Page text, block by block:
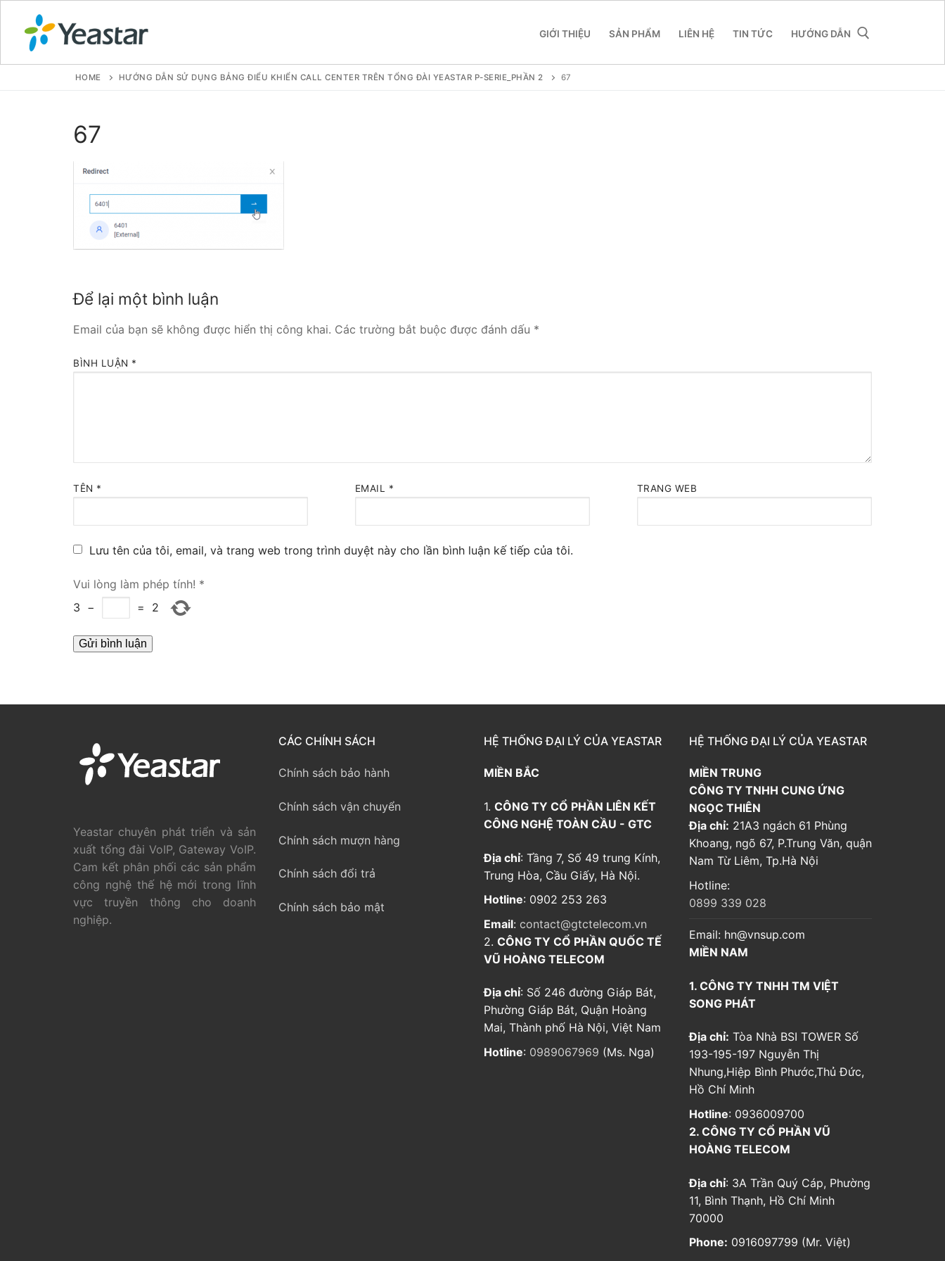
GIỚI THIỆU SẢN PHẨM LIÊN HỆ TIN TỨC HƯỚNG DẪN
Tổng đài VoIP Yeastar S412
Tổng đài VoIP Yeastar S20
Tổng đài VoIP Yeastar S300
HOSTED PHONE SYSTEM
Tổng đài Yeastar K2
FXS VoIP Gateway
FXO VoIP Gateway
BRI VoIP Gateway
HƯỚNG DẪN
HOME HƯỚNG DẪN SỬ DỤNG BẢNG ĐIỂU KHIỂN CALL CENTER TRÊN TỔNG ĐÀI YEASTAR P-SERIE_PHẦN 2 67
67
Để lại một bình luận
Email của bạn sẽ không được hiển thị công khai. Các trường bắt buộc được đánh dấu *
BÌNH LUẬN *
TÊN * EMAIL * TRANG WEB
Lưu tên của tôi, email, và trang web trong trình duyệt này cho lần bình luận kế tiếp của tôi.
Vui lòng làm phép tính! *
3 − = 2
Yeastar chuyên phát triển và sản
xuất tổng đài VoIP, Gateway VoIP.
Cam kết phân phối các sản phẩm
công nghệ thế hệ mới trong lĩnh
vực truyền thông cho doanh
nghiệp.
CÁC CHÍNH SÁCH
Chính sách bảo hành
Chính sách vận chuyển
Chính sách mượn hàng
Chính sách đổi trả
Chính sách bảo mật
HỆ THỐNG ĐẠI LÝ CỦA YEASTAR
MIỀN BẮC
1. CÔNG TY CỔ PHẦN LIÊN KẾT
CÔNG NGHỆ TOÀN CẦU - GTC
Địa chỉ: Tầng 7, Số 49 trung Kính,
Trung Hòa, Cầu Giấy, Hà Nội.
Hotline: 0902 253 263
Email: contact@gtctelecom.vn
2. CÔNG TY CỔ PHẦN QUỐC TẾ
VŨ HOÀNG TELECOM
Địa chỉ: Số 246 đường Giáp Bát,
Phường Giáp Bát, Quận Hoàng
Mai, Thành phố Hà Nội, Việt Nam
Hotline: 0989067969 (Ms. Nga)
HỆ THỐNG ĐẠI LÝ CỦA YEASTAR
MIỀN TRUNG
CÔNG TY TNHH CUNG ỨNG
NGỌC THIÊN
Địa chỉ: 21A3 ngách 61 Phùng
Khoang, ngõ 67, P.Trung Văn, quận
Nam Từ Liêm, Tp.Hà Nội
Hotline:
0899 339 028
Email: hn@vnsup.com
MIỀN NAM
1. CÔNG TY TNHH TM VIỆT
SONG PHÁT
Địa chỉ: Tòa Nhà BSI TOWER Số
193-195-197 Nguyễn Thị
Nhung,Hiệp Bình Phước,Thủ Đức,
Hồ Chí Minh
Hotline: 0936009700
2. CÔNG TY CỔ PHẦN VŨ
HOÀNG TELECOM
Địa chỉ: 3A Trần Quý Cáp, Phường
11, Bình Thạnh, Hồ Chí Minh
70000
Phone: 0916097799 (Mr. Việt)